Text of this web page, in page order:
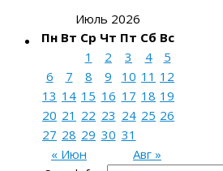
Июль 2026
Пн Вт Ср Чт Пт Сб Вс
« Июн Авг »
1 2 3 4
5
6
7 8 9 10 11 12
13 14 15 16 17 18 19
20 21 22 23 24 25 26
27 28 29 30 31